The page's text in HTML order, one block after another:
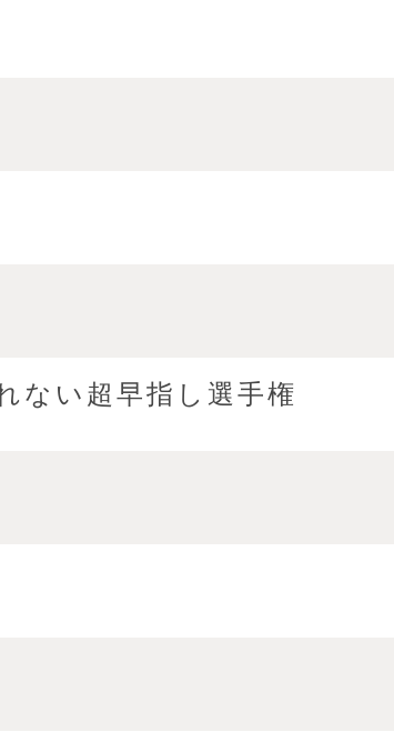
ない超早指し選手権